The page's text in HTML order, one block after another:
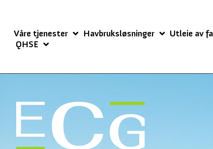
Våre tjenester Havbruksløsninger Utleie av
QHSE